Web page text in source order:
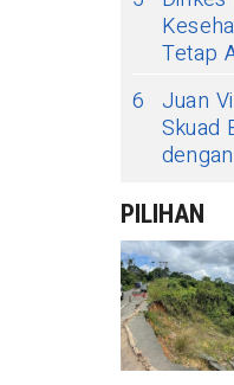
Tetap
6 Juan
Skuad
PILIHAN